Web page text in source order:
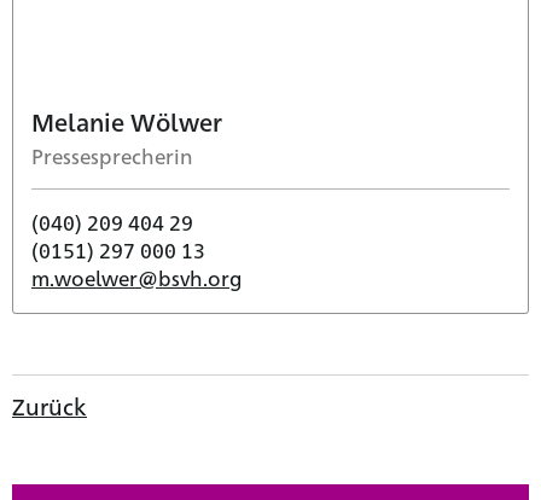
Melanie Wölwer
Pressesprecherin
(040) 209 404 29
(0151) 297 000 13
m.woelwer@bsvh.org
Zurück